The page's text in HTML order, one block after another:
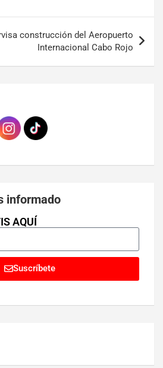
construcción del Aeropuerto
Internacional Cabo Rojo
informado
AQUÍ
Suscríbete